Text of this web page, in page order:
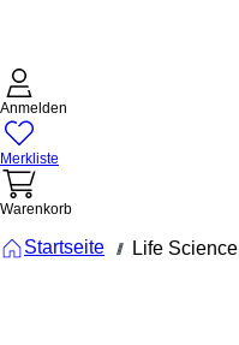
Anmelden
Merkliste
Warenkorb
Startseite /// Life Science